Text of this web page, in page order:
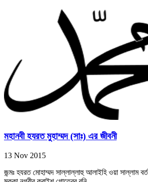
মহানবী হযরত মুহাম্মদ (সাঃ) এর জীবনী
13 Nov 2015
জন্মঃ হযরত মোহাম্মদ সাল্লাল্লাহু আলাইহি ওয়া সাল্লাম